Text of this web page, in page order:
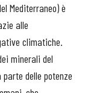
Mediterraneo) è
alle
climatiche.
minerali del
delle potenze